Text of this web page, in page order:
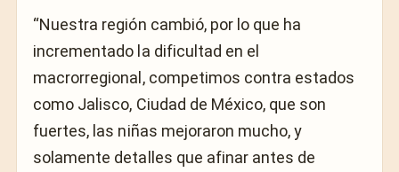
“Nuestra región cambió, por lo que ha
incrementado la dificultad en el
macrorregional, competimos contra estados
como Jalisco, Ciudad de México, que son
fuertes, las niñas mejoraron mucho, y
solamente detalles que afinar antes de